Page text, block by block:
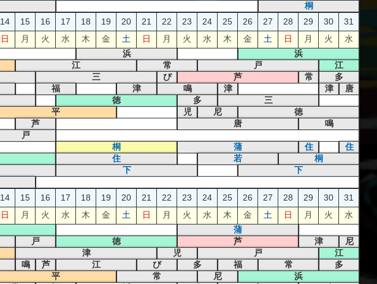
桐
14 15 16 17 18 19 20 21 22 23 24 25 26 27 28 29 30
31
日 月 火 水 木 金 土 日 月 火 水 木 金 土 日 月 火 水
浜 浜
江 常 戸
江
三 び 芦 常
多
福 津 鳴 津 津
唐
徳 多
三
平 児 尼
徳
芦 唐
鳴
戸
桐 蒲 住
住
住 若
桐
下
下
14 15 16 17 18 19 20 21 22 23 24 25 26 27 28 29 30
31
日 月 火 水 木 金 土 日 月 火 水 木 金 土 日 月 火 水
蒲
戸 徳 芦 津
尼
津 児 戸
江
鳴 芦 江 び 多 福 常
多
平 常 尼
浜